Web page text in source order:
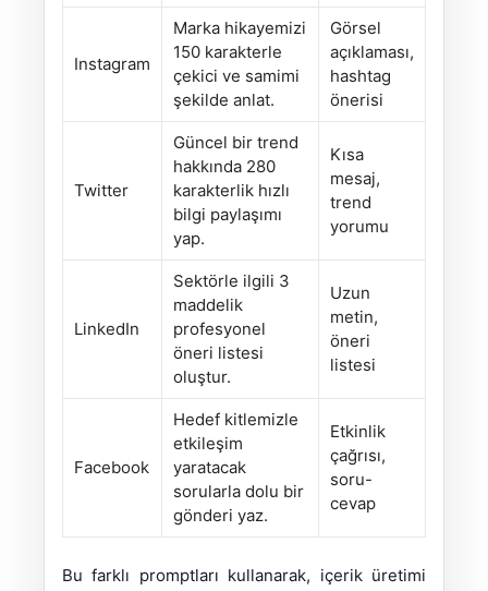
Instagram
Marka hikayemizi
150 karakterle
çekici ve samimi
şekilde anlat.
Görsel
açıklaması,
hashtag
önerisi
Twitter
Güncel bir trend
hakkında 280
karakterlik hızlı
bilgi paylaşımı
yap.
Kısa
mesaj,
trend
yorumu
LinkedIn
Sektörle ilgili 3
maddelik
profesyonel
öneri listesi
oluştur.
Uzun
metin,
öneri
listesi
Facebook
Hedef kitlemizle
etkileşim
yaratacak
sorularla dolu bir
gönderi yaz.
Etkinlik
çağrısı,
soru-
cevap
Bu farklı promptları kullanarak, içerik üretimi